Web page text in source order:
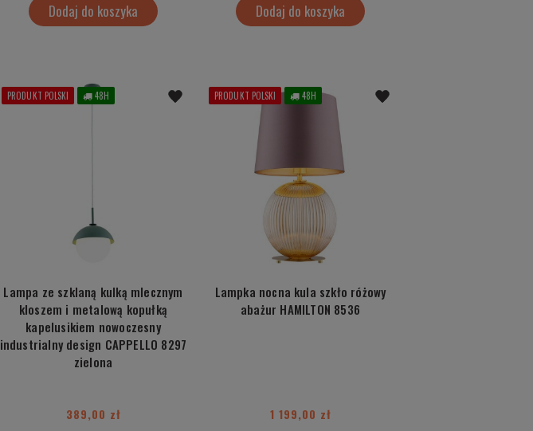
Dodaj do koszyka Dodaj do koszyka
Lampa ze szklaną kulką mlecznym
kloszem i metalową kopułką
kapelusikiem nowoczesny
industrialny design CAPPELLO 8297
zielona
389,00 zł
PRODUKT POLSKI 48H
Lampka nocna kula szkło różowy
abażur HAMILTON 8536
1 199,00 zł
PRODUKT POLSKI 48H